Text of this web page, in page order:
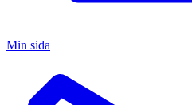
Min sida